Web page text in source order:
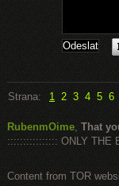
Strana: 1 2 3 4 5 6
RubenmOime, That
:::::::::::::::: ONLY THE
Content from TOR